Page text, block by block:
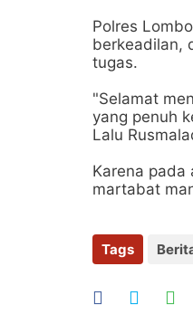
Polres
berkeadilan,
tugas.
"Selamat
yang penuh
Lalu
Karena pada
martabat
Tags